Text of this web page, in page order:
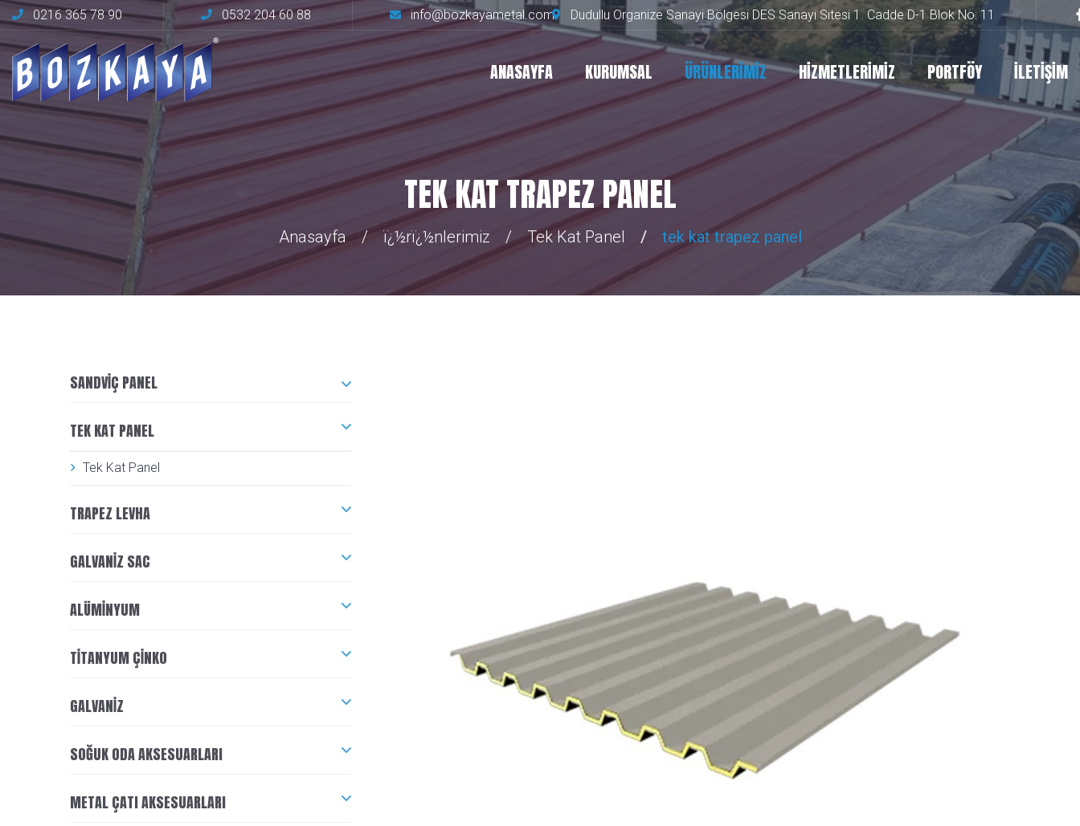
0216 365 78 90 0532 204 60 88 info@bozkayametal.com Dudullu Organize Sanayi Bölgesi DES Sanayi Sitesi 1. Cadde D-1 Blok No: 11
ANASAYFA KURUMSAL ÜRÜNLERİMİZ HİZMETLERİMİZ PORTFÖY İLETİŞİM
TEK KAT TRAPEZ PANEL
Anasayfa ï¿½rï¿½nlerimiz Tek Kat Panel tek kat trapez panel
SANDVIÇ PANEL
TEK KAT PANEL
Tek Kat Panel
TRAPEZ LEVHA
GALVANIZ SAC
ALÜMINYUM
TITANYUM ÇINKO
GALVANIZ
SOĞUK ODA AKSESUARLARI
METAL ÇATI AKSESUARLARI